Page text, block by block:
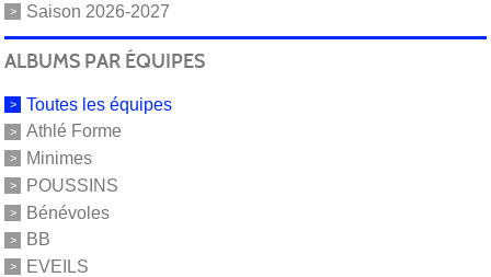
Saison 2026-2027
ALBUMS PAR ÉQUIPES
Toutes les équipes
Athlé Forme
Minimes
POUSSINS
Bénévoles
BB
EVEILS